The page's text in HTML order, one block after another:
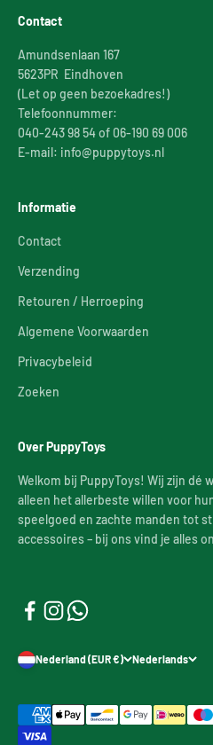
Contact
Amundsenlaan 167
5623PR Eindhoven
(Let op geen bezoekadres!)
Telefoonnummer:
040-243 98 54 of 06-190 69 006
E-mail: info@puppytoys.nl
Informatie
Contact
Verzending
Retouren / Herroeping
Algemene Voorwaarden
Privacybeleid
Zoeken
Over PuppyToys
Welkom bij PuppyToys! Wij zijn dé
alleen het allerbeste willen voor
speelgoed en zachte manden tot
accessoires – bij ons vind je alles
Nederland (EUR €) Nederlands